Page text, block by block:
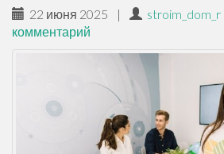
22 июня 2025 | stroim_dom_r
комментарий